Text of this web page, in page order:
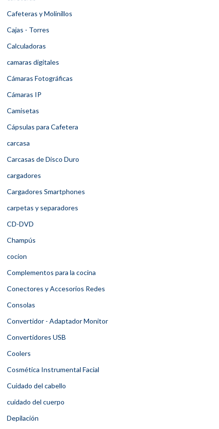
Cafeteras y Molinillos
Cajas - Torres
Calculadoras
camaras digitales
Cámaras Fotográficas
Cámaras IP
Camisetas
Cápsulas para Cafetera
carcasa
Carcasas de Disco Duro
cargadores
Cargadores Smartphones
carpetas y separadores
CD-DVD
Champús
cocion
Complementos para la cocina
Conectores y Accesorios Redes
Consolas
Convertidor - Adaptador Monitor
Convertidores USB
Coolers
Cosmética Instrumental Facial
Cuidado del cabello
cuidado del cuerpo
Depilación